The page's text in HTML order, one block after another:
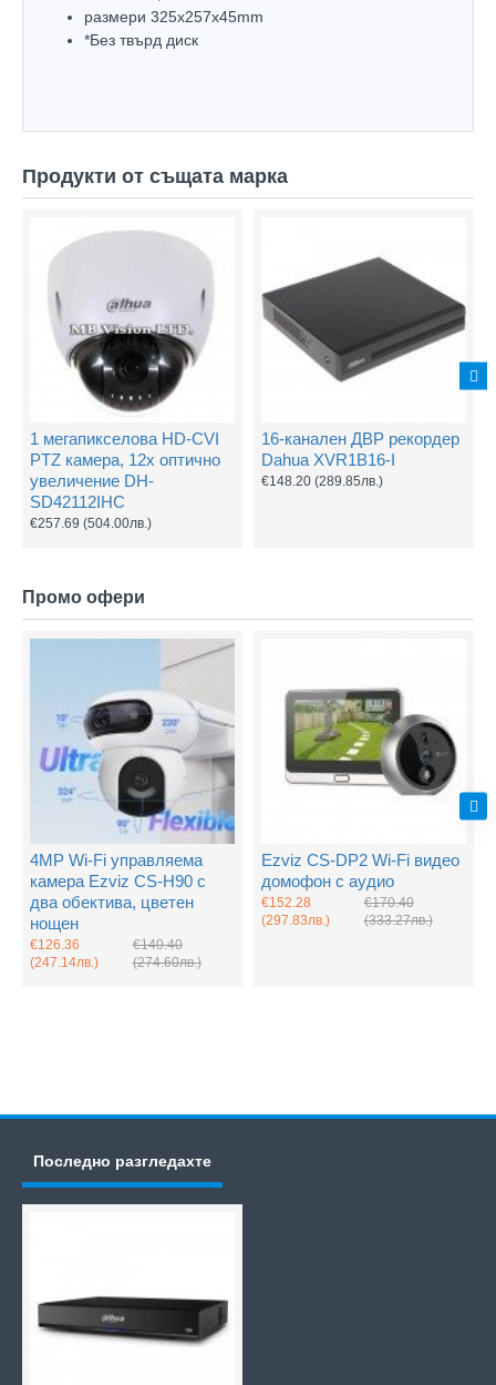
размери 325x257х45mm
*Без твърд диск
Продукти от същата марка
1 мегапикселова HD-CVI
PTZ камера, 12х оптично
увеличение DH-
SD42112IHC
€257.69 (504.00лв.)
16-канален ДВР рекордер
Dahua XVR1B16-I
€148.20 (289.85лв.)
Промо офери
4MP Wi-Fi управляема
камера Ezviz CS-H90 с
два обектива, цветен
нощен
€126.36
(247.14лв.)
€140.40
(274.60лв.)
Ezviz CS-DP2 Wi-Fi видео
домофон с аудио
€152.28
(297.83лв.)
€170.40
(333.27лв.)
Последно разгледахте